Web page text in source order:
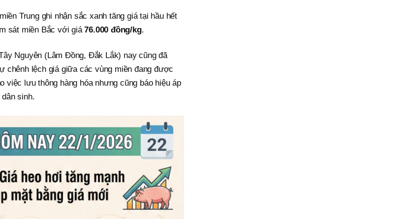
Trung ghi nhận sắc xanh tăng giá tại hầu hết
sát miền Bắc với giá76.000 đồng/kg.
Nguyên (Lâm Đồng, Đắk Lắk) nay cũng đã
chênh lệch giá giữa các vùng miền đang được
việc lưu thông hàng hóa nhưng cũng báo hiệu áp
sinh.